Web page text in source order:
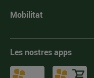
Mobilitat
Les nostres apps